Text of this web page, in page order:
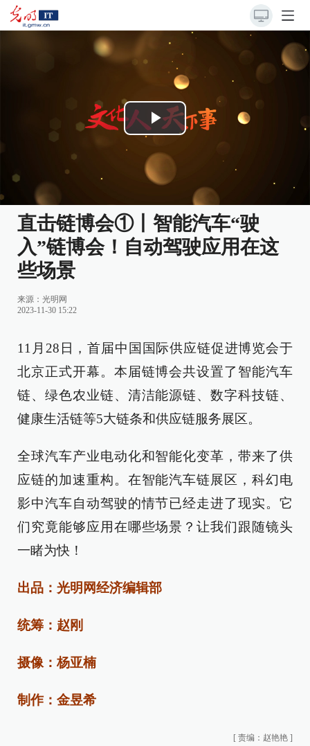
Play
Video
直击链博会①丨智能汽车“驶
入”链博会！自动驾驶应用在这
些场景
来源： 光明网
2023-11-30 15:22
11月28日，首届中国国际供应链促进博览会于
北京正式开幕。本届链博会共设置了智能汽车
链、绿色农业链、清洁能源链、数字科技链、
健康生活链等5大链条和供应链服务展区。
全球汽车产业电动化和智能化变革，带来了供
应链的加速重构。在智能汽车链展区，科幻电
影中汽车自动驾驶的情节已经走进了现实。它
们究竟能够应用在哪些场景？让我们跟随镜头
一睹为快！
出品：光明网经济编辑部
统筹：赵刚
摄像：杨亚楠
制作：金昱希
[ 责编：赵艳艳 ]